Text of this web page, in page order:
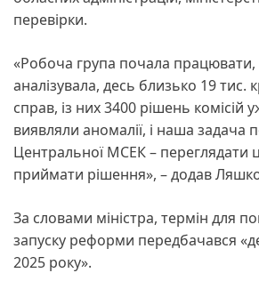
перевірки.
«Робоча група почала працювати,
аналізувала, десь близько 19 тис.
справ, із них 3400 рішень комісій
виявляли аномалії, і наша задача
Центральної МСЕК – переглядати
приймати рішення», – додав
За словами міністра, термін для
запуску реформи передбачався
2025 року».